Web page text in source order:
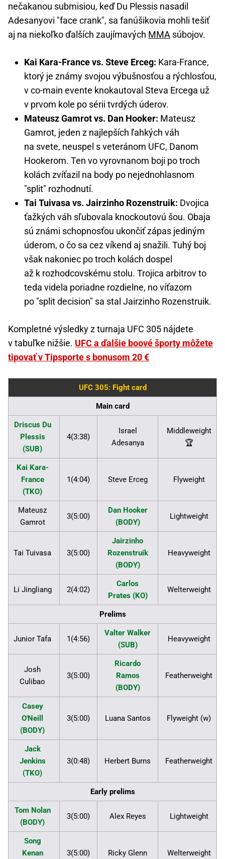
nečakanou submisiou, keď Du Plessis nasadil
Adesanyovi "face crank", sa fanúšikovia mohli tešiť
aj na niekoľko ďalších zaujímavých MMA súbojov.
Kai Kara-France vs. Steve Erceg: Kara-France,
ktorý je známy svojou výbušnosťou a rýchlosťou,
v co-main evente knokautoval Steva Ercega už
v prvom kole po sérii tvrdých úderov.
Mateusz Gamrot vs. Dan Hooker: Mateusz
Gamrot, jeden z najlepších ľahkých váh
na svete, neuspel s veteránom UFC, Danom
Hookerom. Ten vo vyrovnanom boji po troch
kolách zvíťazil na body po nejednohlasnom
"split" rozhodnutí.
Tai Tuivasa vs. Jairzinho Rozenstruik: Dvojica
ťažkých váh sľubovala knockoutovú šou. Obaja
sú známi schopnosťou ukončiť zápas jediným
úderom, o čo sa cez víkend aj snažili. Tuhý boj
však nakoniec po troch kolách dospel
až k rozhodcovskému stolu. Trojica arbitrov to
teda videla poriadne rozdielne, no víťazom
po "split decision" sa stal Jairzinho Rozenstruik.
Kompletné výsledky z turnaja UFC 305 nájdete
v tabuľke nižšie. UFC a ďalšie boové športy môžete
tipovať v Tipsporte s bonusom 20 €
UFC 305: Fight card
Main card
Driscus Du
Plessis
(SUB)
4(3:38)
Israel
Adesanya
Middleweight
🏆
Kai Kara-
France
(TKO)
1(4:04) Steve Erceg Flyweight
Mateusz
Gamrot
3(5:00)
Dan Hooker
(BODY)
Lightweight
Tai Tuivasa 3(5:00)
Jairzinho
Rozenstruik
(BODY)
Heavyweight
Li Jingliang 2(4:02)
Carlos
Prates (KO)
Welterweight
Prelims
Junior Tafa 1(4:56)
Valter Walker
(SUB)
Heavyweight
Josh
Culibao
3(5:00)
Ricardo
Ramos
(BODY)
Featherweight
Casey
O'Neill
(BODY)
3(5:00) Luana Santos Flyweight (w)
Jack
Jenkins
(TKO)
3(0:48) Herbert Burns Featherweight
Early prelims
Tom Nolan
(BODY)
3(5:00) Alex Reyes Lightweight
Song
Kenan
3(5:00) Ricky Glenn Welterweight